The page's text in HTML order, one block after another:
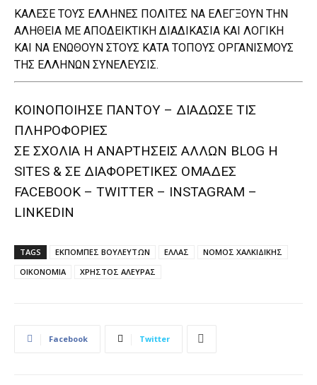
ΚΑΛΕΣΕ ΤΟΥΣ ΕΛΛΗΝΕΣ ΠΟΛΙΤΕΣ ΝΑ ΕΛΕΓΞΟΥΝ ΤΗΝ
ΑΛΗΘΕΙΑ ΜΕ ΑΠΟΔΕΙΚΤΙΚΗ ΔΙΑΔΙΚΑΣΙΑ ΚΑΙ ΛΟΓΙΚΗ
ΚΑΙ ΝΑ ΕΝΩΘΟΥΝ ΣΤΟΥΣ ΚΑΤΑ ΤΟΠΟΥΣ ΟΡΓΑΝΙΣΜΟΥΣ
ΤΗΣ ΕΛΛΗΝΩΝ ΣΥΝΕΛΕΥΣΙΣ.
ΚΟΙΝΟΠΟΙΗΣΕ ΠΑΝΤΟΥ – ΔΙΑΔΩΣΕ ΤΙΣ
ΠΛΗΡΟΦΟΡΙΕΣ
ΣΕ ΣΧΟΛΙΑ H ΑΝAΡΤΗΣΕΙΣ ΑΛΛΩΝ BLOG H
SITES & ΣΕ ΔΙΑΦΟΡΕTIKEΣ ΟΜΑΔΕΣ
FACEBOOK – TWITTER – INSTAGRAM –
LINKEDIN
TAGS ΕΚΠΟΜΠΕΣ ΒΟΥΛΕΥΤΩΝ ΕΛΛΑΣ
ΝΟΜΟΣ ΧΑΛΚΙΔΙΚΗΣ
ΟΙΚΟΝΟΜΙΑ
ΧΡΗΣΤΟΣ ΑΛΕΥΡΑΣ
Facebook Twitter